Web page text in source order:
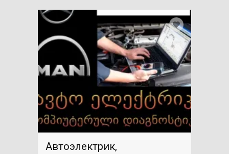
Автоэлектрик,